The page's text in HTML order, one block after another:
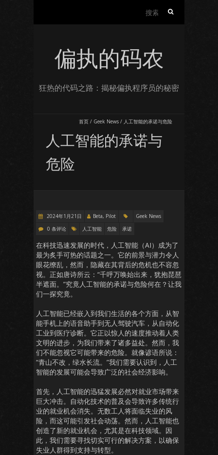
偏执的码农
狂热的代码之路：揭秘偏执程序员的秘密
首页 / Geek News / 人工智能的承诺与危险
人工智能的承诺与
危险
2024年1月21日 Beta, Pilot
Geek News
0 条评论
人工智能 危险 承诺
在科技迅速发展的时代，人工智能（AI）成为了
最为炙手可热的话题之一。它的前景与潜力令人
眼花缭乱，然而，隐藏在其背后的危机也不容忽
视。正如唐诗所云：“千呼万唤始出来，犹抱琵琶
半遮面。”究竟人工智能的承诺与危险何在？让我
们一探究竟。
人工智能已经嵌入到我们生活的各个方面，从智
能手机上的语音助手到无人驾驶汽车，从自动化
工业到医疗诊断。它正以惊人的速度推动着人类
文明的进步，为我们带来了诸多益处。然而，我
们不能忽视它可能带来的危险。就像谚语所说：
“青山不改，绿水长流。”我们需要认识到，人工
智能的发展可能会导致广泛的社会经济影响。
首先，人工智能的迅猛发展必然对就业市场带来
巨大冲击。自动化技术的普及会导致许多传统行
业的就业机会消失。无数工人将面临失业的风
险，而这可能引发社会动荡。然而，人工智能也
创造了新的就业机会，尤其是在科技领域。因
此，我们需要寻找切实可行的解决方案，以确保
失业人群得到支持与转型。